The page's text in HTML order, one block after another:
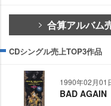
合算アルバム
CDシングル売上TOP3作品
1990年02月01
BAD AGAIN